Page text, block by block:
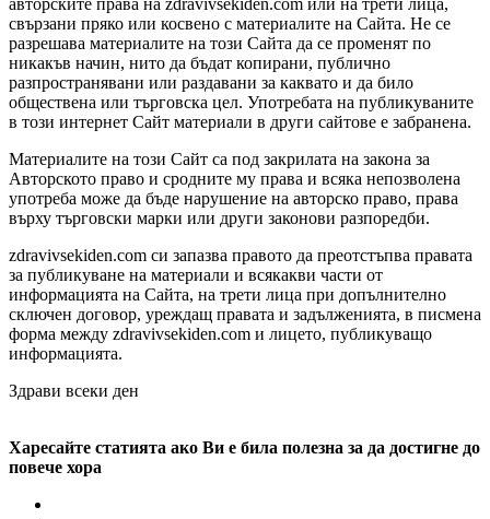
авторските права на zdravivsekiden.com или на трети лица,
свързани пряко или косвено с материалите на Сайта. Не се
разрешава материалите на този Сайта да се променят по
никакъв начин, нито да бъдат копирани, публично
разпространявани или раздавани за каквато и да било
обществена или търговска цел. Употребата на публикуваните
в този интернет Сайт материали в други сайтове е забранена.
Материалите на този Сайт са под закрилата на закона за
Авторското право и сродните му права и всяка непозволена
употреба може да бъде нарушение на авторско право, права
върху търговски марки или други законови разпоредби.
zdravivsekiden.com си запазва правото да преотстъпва правата
за публикуване на материали и всякакви части от
информацията на Сайта, на трети лица при допълнително
сключен договор, уреждащ правата и задълженията, в писмена
форма между zdravivsekiden.com и лицето, публикуващо
информацията.
Здрави всеки ден
Харесайте статията ако Ви е била полезна за да достигне до
повече хора